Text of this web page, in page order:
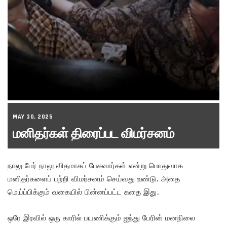
MAY 30, 2025
மனிதர்கள் திரைப்பட விமர்சனம்
நாலு பேர் நாலு விதமாகப் பேசுவார்கள் என்று பொதுவாக
மனிதர்களைப் பற்றி விமர்சனம் செய்வது உண்டு. அதை
மெய்ப்பிக்கும் வகையில் பின்னப்பட்ட கதை இது.
ஒரே இரவில் ஒரு காரில் பயணிக்கும் ஐந்து பேரின் மனநிலை